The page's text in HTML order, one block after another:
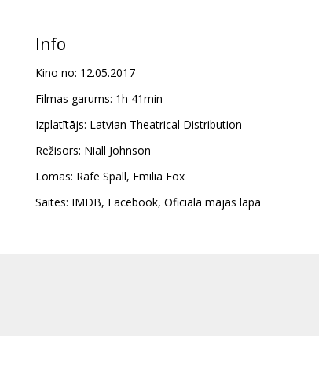
Info
Kino no: 12.05.2017
Filmas garums: 1h 41min
Izplatītājs: Latvian Theatrical Distribution
Režisors: Niall Johnson
Lomās: Rafe Spall, Emilia Fox
Saites: IMDB, Facebook, Oficiālā mājas lapa